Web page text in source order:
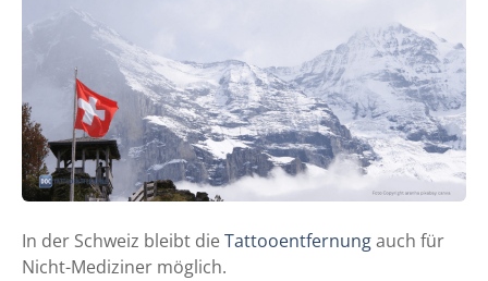
In der Schweiz bleibt dieTattooentfernungauch für
Nicht-Mediziner möglich.